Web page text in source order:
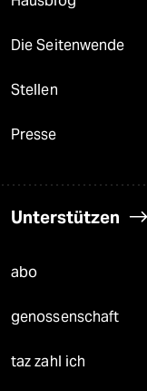
Die Seitenwende
Stellen
Presse
Unterstützen
abo
genossenschaft
taz zahl ich